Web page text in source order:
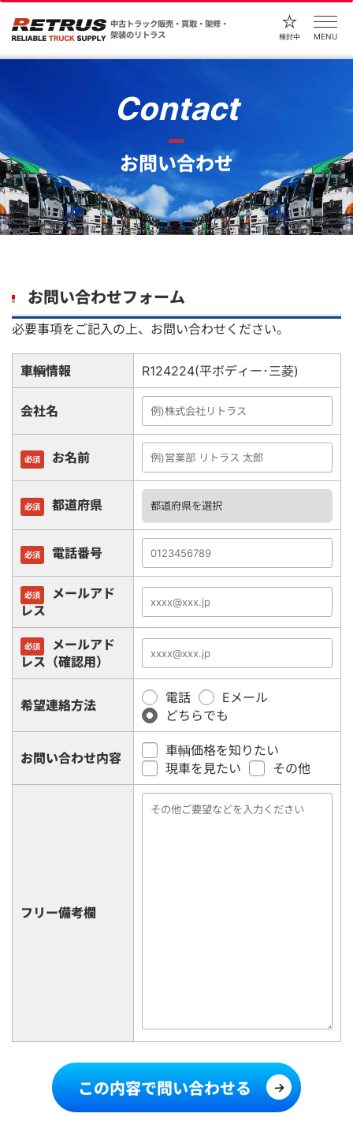
中古トラック販売・買取・架修・
架装のリトラス
検討中 MENU
Contact
お問い合わせ
お問い合わせフォーム
必要事項をご記入の上、お問い合わせください。
車輌情報 R124224(平ボディー･三菱)
会社名
必須 お名前
必須 都道府県
必須 電話番号
必須
メールアド
レス
必須
メールアド
レス（確認用）
希望連絡方法
電話
Eメール
どちらでも
お問い合わせ内容
車輌価格を知りたい
現車を見たい
その他
フリー備考欄
この内容で問い合わせる